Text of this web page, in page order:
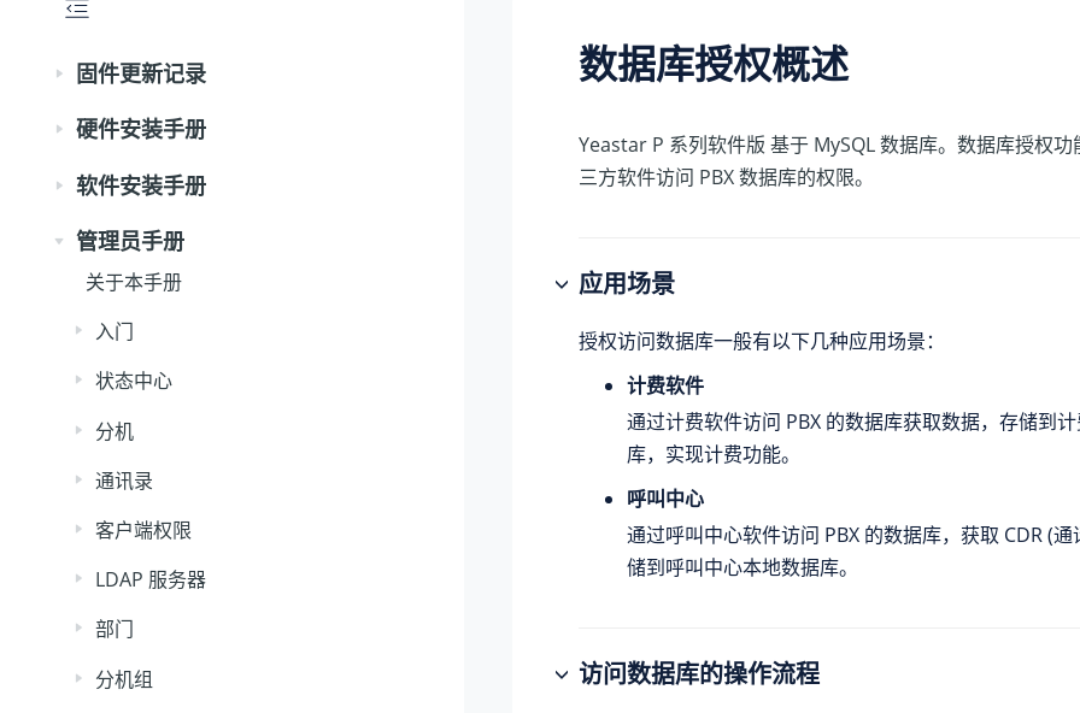
固件更新记录
硬件安装手册
软件安装手册
管理员手册
关于本手册
入门
状态中心
分机
通讯录
客户端权限
LDAP 服务器
部门
分机组
数据库授权概述
Yeastar P 系列软件版 基于 MySQL 数据库。数据库授权
三方软件访问 PBX 数据库的权限。
应用场景
授权访问数据库一般有以下几种应用场景：
计费软件
通过计费软件访问 PBX 的数据库获取数据，存储到
库，实现计费功能。
呼叫中心
通过呼叫中心软件访问 PBX 的数据库，获取 CDR (
储到呼叫中心本地数据库。
访问数据库的操作流程